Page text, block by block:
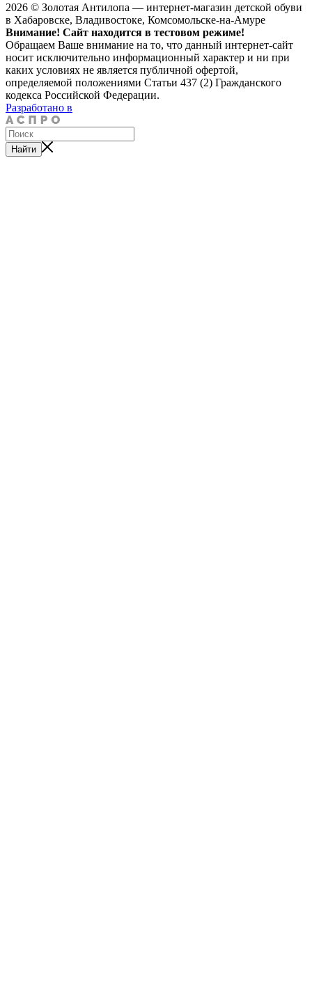
2026 © Золотая Антилопа — интернет-магазин детской обуви
в Хабаровске, Владивостоке, Комсомольске-на-Амуре
Внимание! Сайт находится в тестовом режиме!
Обращаем Ваше внимание на то, что данный интернет-сайт
носит исключительно информационный характер и ни при
каких условиях не является публичной офертой,
определяемой положениями Статьи 437 (2) Гражданского
кодекса Российской Федерации.
Разработано в
Найти